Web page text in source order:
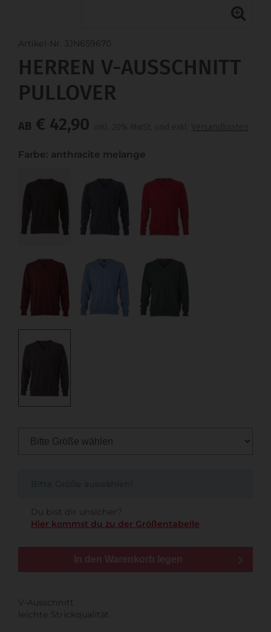
Artikel-Nr. 3JN659670
HERREN V-AUSSCHNITT
PULLOVER
AB € 42,90 inkl. 20% MwSt. und exkl. Versandkosten
Farbe: anthracite melange
Bitte Größe auswählen!
Du bist dir unsicher?
Hier kommst du zu der Größentabelle
In den Warenkorb legen
V-Ausschnitt
leichte Strickqualität